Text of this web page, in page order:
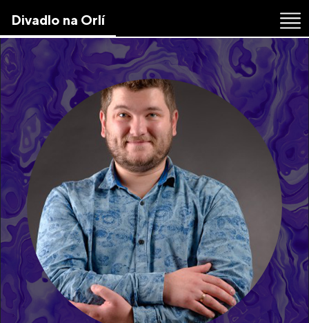
the
content
↷
Divadlo na Orlí